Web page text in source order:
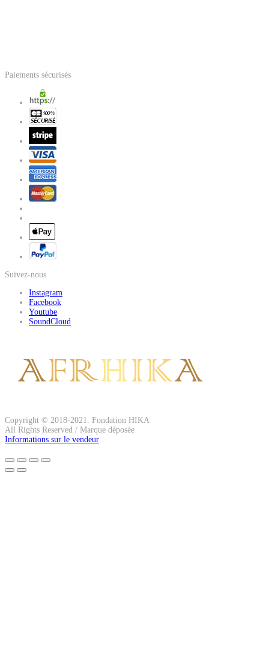
Paiements sécurisés
Suivez-nous
Instagram
Facebook
Youtube
SoundCloud
Copyright © 2018-2021. Fondation HIKA
All Rights Reserved / Marque déposée
Informations sur le vendeur